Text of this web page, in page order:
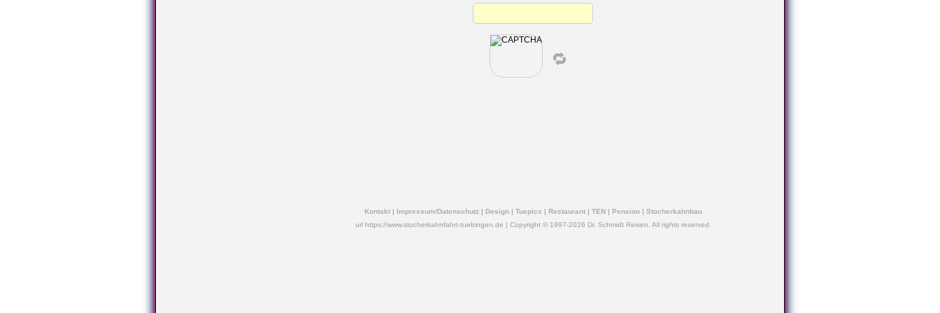
🔁
Kontakt| Impressum/Datenschutz| Design| Tuepics | Restaurant| TEN| Pension| Stocherkahnbau
url https://www.stocherkahnfahrt-tuebingen.de | Copyright © 1997-2026 Dr. Schmidt Reisen. All rights reserved.